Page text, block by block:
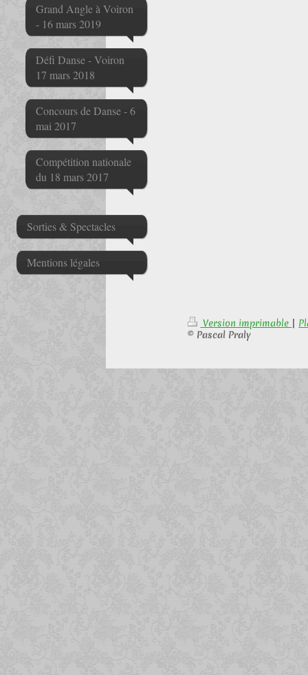
Grand Angle à Voiron
- 16 mars 2019
Défi Danse - Voiron
17 mars 2018
Concours de Danse - 6
mai 2017
Compétition nationale
du 18 mars 2017
Sorties & Spectacles
Mentions légales
Version imprimable |
© Pascal Praly